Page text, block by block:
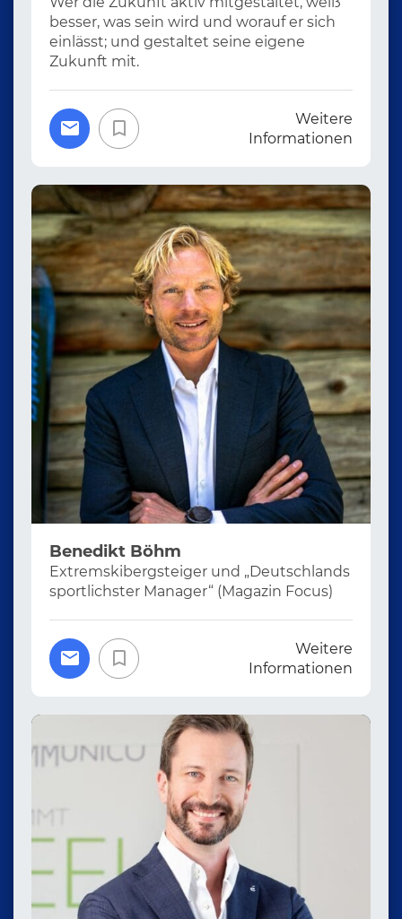
besser, was sein wird und worauf er sich
einlässt; und gestaltet seine eigene
Zukunft mit.
Weitere
Informationen
Benedikt Böhm
Extremskibergsteiger und „Deutschlands
sportlichster Manager“ (Magazin Focus)
Weitere
Informationen